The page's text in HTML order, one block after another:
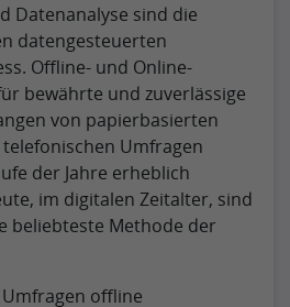
Datenanalyse sind die
datengesteuerten
Offline- und Online-
bewährte und zuverlässige
von papierbasierten
Umfragen
der Jahre erheblich
im digitalen Zeitalter, sind
beliebteste Methode der
offline